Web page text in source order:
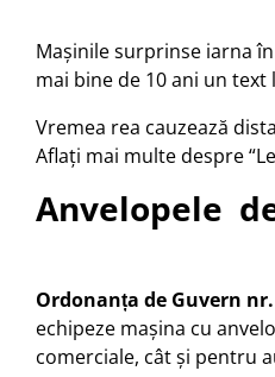
Mașinile surprinse iarna
mai bine de 10 ani un
Vremea rea cauzează
Aflați mai multe despre
Anvelopele
Ordonanța de Guvern nr.
echipeze mașina cu
comerciale, cât și pentru